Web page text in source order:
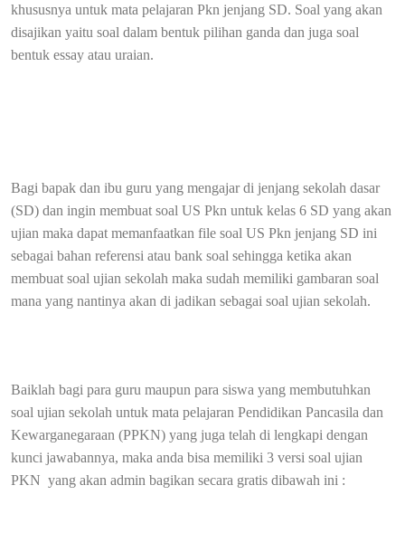
khususnya untuk mata pelajaran Pkn jenjang SD. Soal yang akan
disajikan yaitu soal dalam bentuk pilihan ganda dan juga soal
bentuk essay atau uraian.
Bagi bapak dan ibu guru yang mengajar di jenjang sekolah dasar
(SD) dan ingin membuat soal US Pkn untuk kelas 6 SD yang akan
ujian maka dapat memanfaatkan file soal US Pkn jenjang SD ini
sebagai bahan referensi atau bank soal sehingga ketika akan
membuat soal ujian sekolah maka sudah memiliki gambaran soal
mana yang nantinya akan di jadikan sebagai soal ujian sekolah.
Baiklah bagi para guru maupun para siswa yang membutuhkan
soal ujian sekolah untuk mata pelajaran Pendidikan Pancasila dan
Kewarganegaraan (PPKN) yang juga telah di lengkapi dengan
kunci jawabannya, maka anda bisa memiliki 3 versi soal ujian
PKN yang akan admin bagikan secara gratis dibawah ini :